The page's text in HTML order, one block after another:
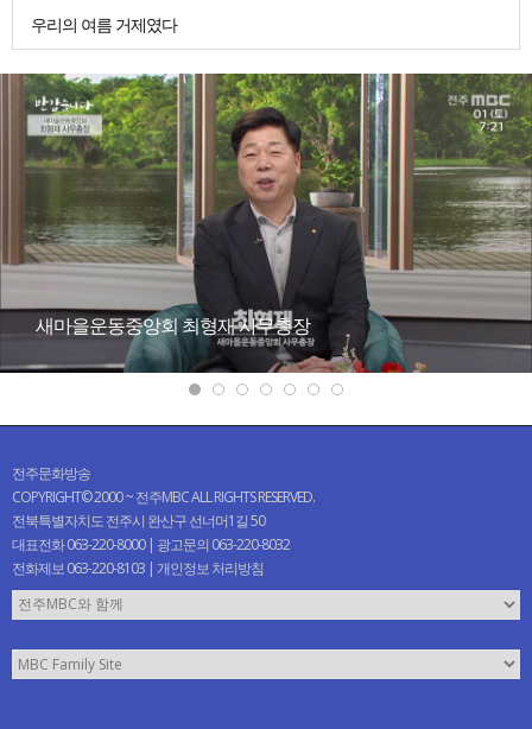
우리의 여름 거제였다
새마을운동중앙회 최형재 사무총장
전주문화방송
COPYRIGHT© 2000 ~ 전주MBC ALL RIGHTS RESERVED.
전북특별자치도 전주시 완산구 선너머1길 50
대표전화 063-220-8000 | 광고문의 063-220-8032
전화제보 063-220-8103 | 개인정보 처리방침